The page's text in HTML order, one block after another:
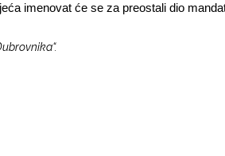
imenovat će se za preostali dio